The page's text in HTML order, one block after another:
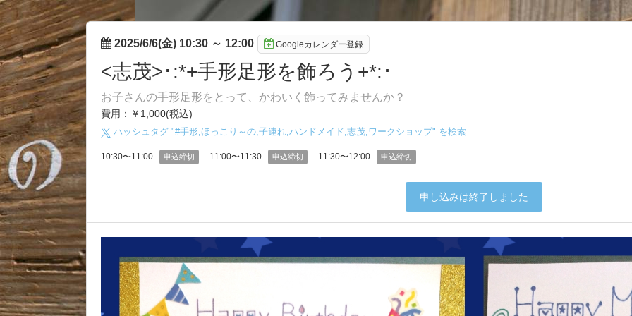
2025/6/6(金) 10:30 ～ 12:00 Googleカレンダー登録
<志茂>･:*+手形足形を飾ろう+*:･
お子さんの手形足形をとって、かわいく飾ってみませんか？
費用：￥1,000(税込)
ハッシュタグ "#手形,ほっこり～の,子連れ,ハンドメイド,志茂,ワークショップ" を検索
10:30〜11:00 申込締切 11:00〜11:30 申込締切 11:30〜12:00 申込締切
申し込みは終了しました